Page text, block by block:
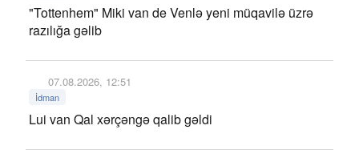
"Tottenhem" Miki van de Venlə yeni müqavilə üzrə
razılığa gəlib
07.08.2026, 12:51
İdman
Lui van Qal xərçəngə qalib gəldi